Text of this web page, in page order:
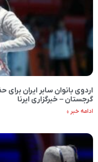
اردوی بانوان سابر ایران
گرجستان – خبرگزاری ایرنا
ادامه خبر »